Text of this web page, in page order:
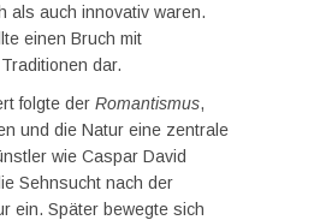
als auch innovativ waren.
einen Bruch mit
dar.
folgte der Romantismus,
und die Natur eine zentrale
wie Caspar David
Sehnsucht nach der
ein. Später bewegte sich